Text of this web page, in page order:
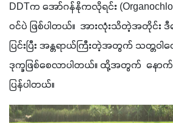
DDTက အော်ဂန်နိုကလိုရင်း
ဝင်ပဲ ဖြစ်ပါတယ်။  အားလုံးသိတဲ့အတိုင်
ပြင်းပြီး အန္တရာယ်ကြီးတဲ့အတွက် သတ္တဝါတ
ဒုက္ခဖြစ်စေလာပါတယ်။ ထို့အတွက်  နေ
ပြန်ပါတယ်။